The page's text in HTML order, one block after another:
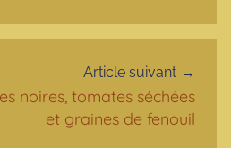
Article suivant
noires, tomates séchées
et graines de fenouil